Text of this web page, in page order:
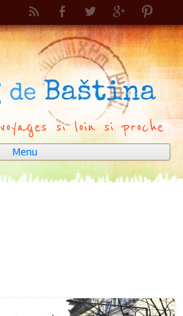
si loin si proche
Menu
Aller
au
contenu